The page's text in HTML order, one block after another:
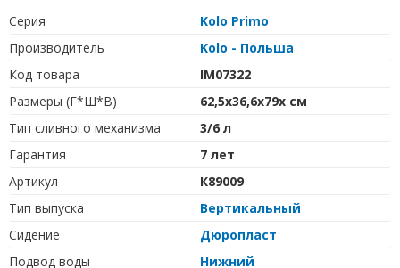
Серия
Kolo Primo
Производитель
Kolo - Польша
Код товара
IM07322
Размеры (Г*Ш*В)
62,5х36,6х79х см
Тип сливного механизма
3/6 л
Гарантия
7 лет
Артикул
К89009
Тип выпуска
Вертикальный
Сидение
Дюропласт
Подвод воды
Нижний